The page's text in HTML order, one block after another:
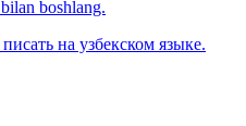
boshlang.
на узбекском языке.